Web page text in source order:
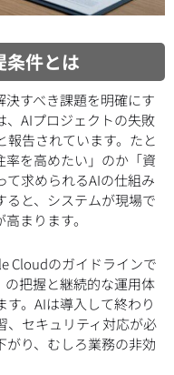
件とは
すべき課題を明確にす
、AIプロジェクトの失敗
告されています。たと
率を高めたい」のか「資
求められるAIの仕組み
ると、システムが現場で
まります。
Cloudのガイドラインで
の把握と継続的な運用体
。AIは導入して終わり
、セキュリティ対応が必
がり、むしろ業務の非効